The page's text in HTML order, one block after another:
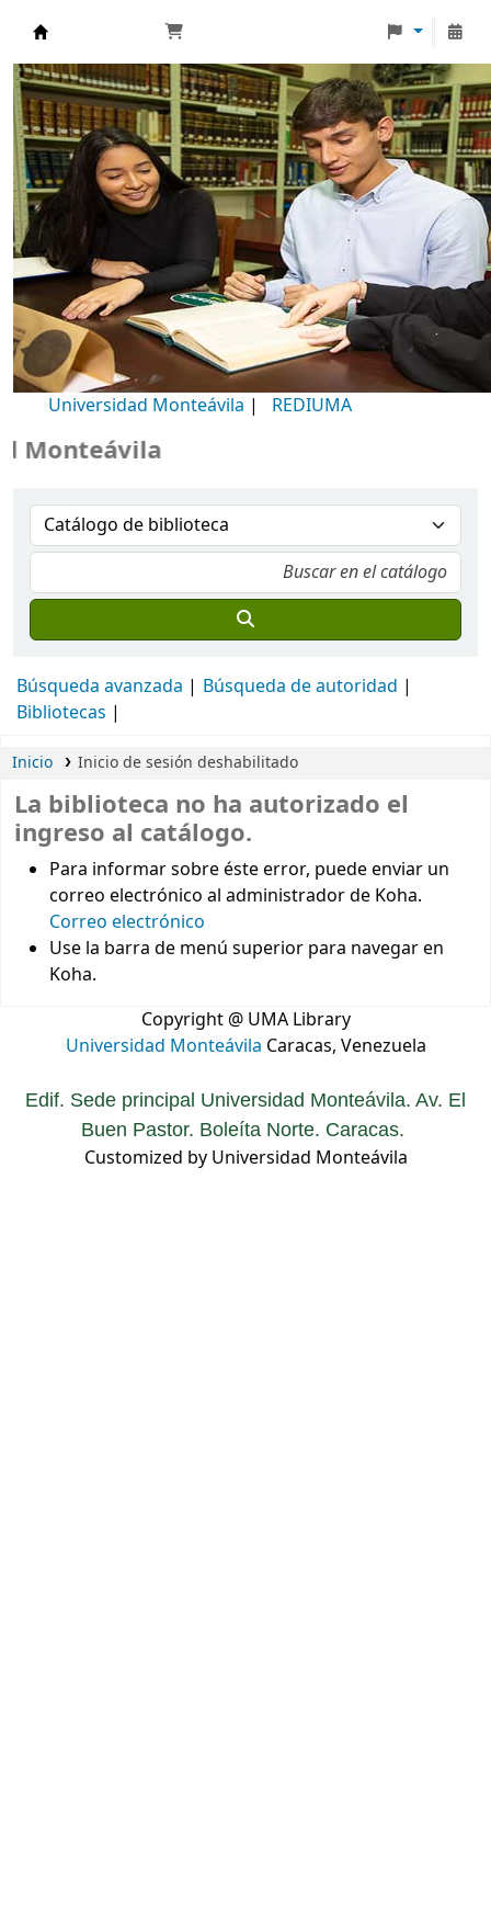
Biblioteca Universidad Monteávila
Universidad Monteávila | REDIUMA
Búsqueda avanzada
Búsqueda de autoridad
Bibliotecas
Inicio Inicio de sesión deshabilitado
La biblioteca no ha autorizado el
ingreso al catálogo.
Para informar sobre éste error, puede enviar un
correo electrónico al administrador de Koha.
Correo electrónico
Use la barra de menú superior para navegar en
Koha.
Copyright @ UMA Library
Universidad Monteávila Caracas, Venezuela
Edif. Sede principal Universidad Monteávila. Av. El
Buen Pastor. Boleíta Norte. Caracas.
Customized by Universidad Monteávila